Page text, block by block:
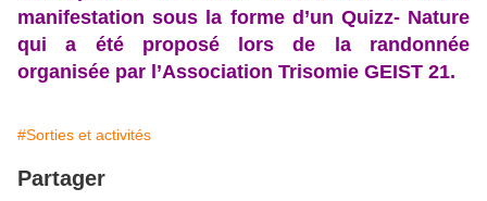
manifestation sous la forme d’un Quizz- Nature
qui a été proposé lors de la randonnée
organisée par l’Association Trisomie GEIST 21.
#Sorties et activités
Partager